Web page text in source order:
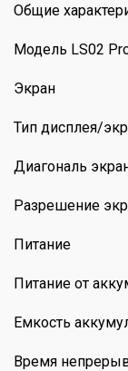
Общие
Модель LS02
Экран
Тип дисплея/
Диагональ
Разрешение
Питание
Питание от
Емкость
Время